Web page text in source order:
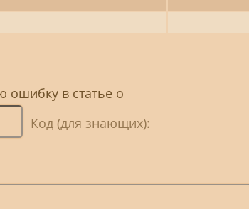
ошибку в статье о
Код (для знающих):